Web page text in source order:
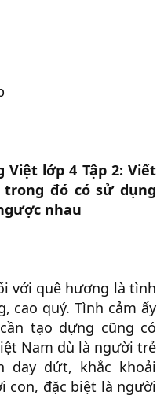
Việt lớp 4 Tập 2: Viết
đó có sử dụng
nhau
với quê hương là tình
cao quý. Tình cảm ấy
tạo dựng cũng có
Nam dù là người trẻ
day dứt, khắc khoải
con, đặc biệt là người